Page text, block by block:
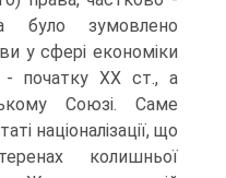
було зумовлено
у сфері економіки
- початку XX ст., а
Союзі. Саме
націоналізації, що
колишньої